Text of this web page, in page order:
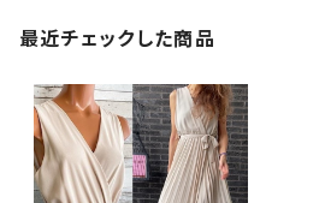
最近チェックした商品